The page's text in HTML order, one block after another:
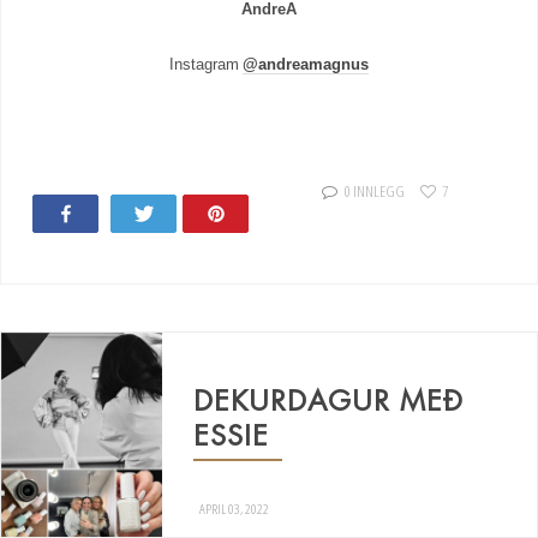
AndreA
Instagram@andreamagnus
Tweet
0 INNLEGG 7
DEKURDAGUR MEÐ
ESSIE
APRIL 03, 2022